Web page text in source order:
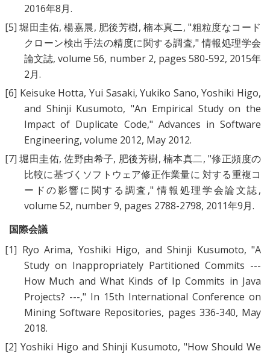
2016年8月.
[5] 堀田圭佑, 楊嘉晨, 肥後芳樹, 楠本真二, "粗粒度なコード
クローン検出手法の精度に関する調査," 情報処理学会
論文誌, volume 56, number 2, pages 580-592, 2015年
2月.
[6] Keisuke Hotta, Yui Sasaki, Yukiko Sano, Yoshiki Higo,
and Shinji Kusumoto, "An Empirical Study on the
Impact of Duplicate Code," Advances in Software
Engineering, volume 2012, May 2012.
[7] 堀田圭佑, 佐野由希子, 肥後芳樹, 楠本真二, "修正頻度の
比較に基づくソフトウェア修正作業量に 対する重複コ
ードの影響に関する調査 ," 情報処理学会論文誌,
volume 52, number 9, pages 2788-2798, 2011年9月.
国際会議
[1] Ryo Arima, Yoshiki Higo, and Shinji Kusumoto, "A
Study on Inappropriately Partitioned Commits ---
How Much and What Kinds of Ip Commits in Java
Projects? ---," In 15th International Conference on
Mining Software Repositories, pages 336-340, May
2018.
[2] Yoshiki Higo and Shinji Kusumoto, "How Should We